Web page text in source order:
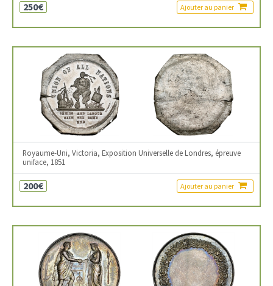
250€ Ajouter au panier
Royaume-Uni, Victoria, Exposition Universelle de Londres, épreuve
uniface, 1851
200€ Ajouter au panier